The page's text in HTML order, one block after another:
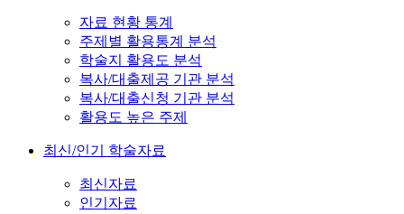
자료 현황 통계
주제별 활용통계 분석
학술지 활용도 분석
복사/대출제공 기관 분석
복사/대출신청 기관 분석
활용도 높은 주제
최신/인기 학술자료
최신자료
인기자료